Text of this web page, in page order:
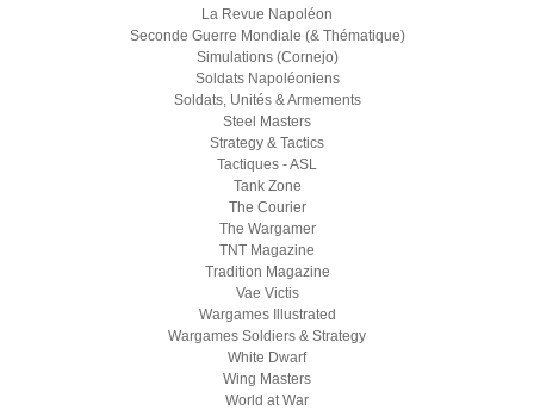
La Revue Napoléon
Seconde Guerre Mondiale (& Thématique)
Simulations (Cornejo)
Soldats Napoléoniens
Soldats, Unités & Armements
Steel Masters
Strategy & Tactics
Tactiques - ASL
Tank Zone
The Courier
The Wargamer
TNT Magazine
Tradition Magazine
Vae Victis
Wargames Illustrated
Wargames Soldiers & Strategy
White Dwarf
Wing Masters
World at War